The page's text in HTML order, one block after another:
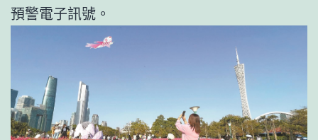
預警電子訊號。